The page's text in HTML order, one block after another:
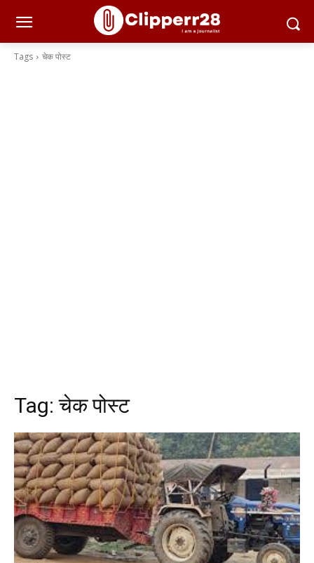
Tags चेक पोस्ट
Tag:चेक पोस्ट